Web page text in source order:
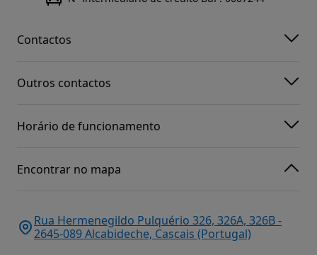
Contactos
Outros contactos
Horário de funcionamento
Encontrar no mapa
Rua Hermenegildo Pulquério 326, 326A, 326B -
2645-089 Alcabideche, Cascais (Portugal)